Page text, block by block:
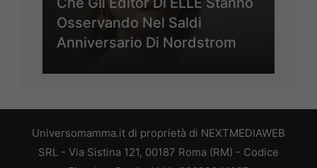
Osservando Nel Saldi
Anniversario Di Nordstrom
Universomamma.it di proprietà di NEXTMEDIAWEB
SRL - Via Sistina 121, 00187 Roma (RM) - Codice